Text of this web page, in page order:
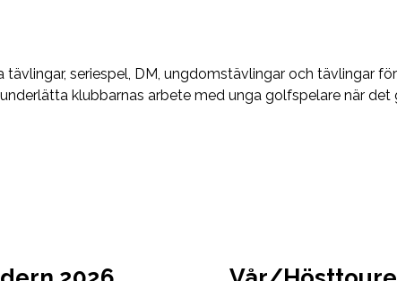
seriespel, DM, ungdomstävlingar och tävlingar
klubbarnas arbete med unga golfspelare när det